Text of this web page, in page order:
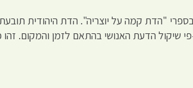
"הדת קמה על יוצריה". הדת היהודית תובעת
שיקול הדעת האנושי בהתאם לזמן והמקום.